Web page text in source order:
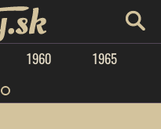
1960 1965